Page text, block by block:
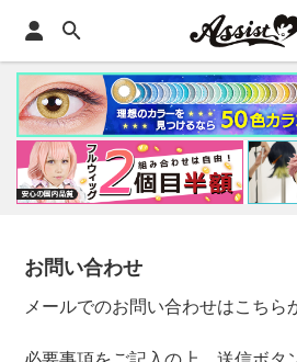
お問い合わせ
メールでのお問い合わせはこちら